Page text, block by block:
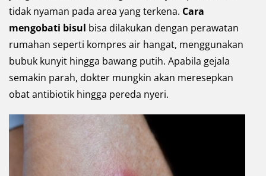
tidak nyaman pada area yang terkena. Cara
mengobati bisul bisa dilakukan dengan perawatan
rumahan seperti kompres air hangat, menggunakan
bubuk kunyit hingga bawang putih. Apabila gejala
semakin parah, dokter mungkin akan meresepkan
obat antibiotik hingga pereda nyeri.